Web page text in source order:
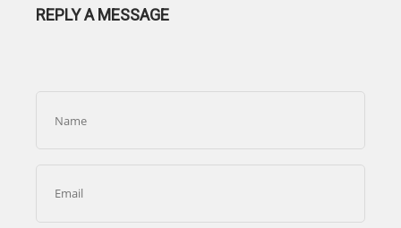
REPLY A MESSAGE